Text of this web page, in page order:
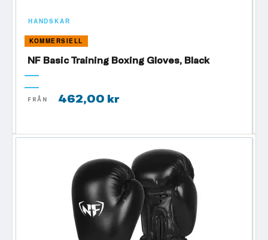
HANDSKAR
KOMMERSIELL
NF Basic Training Boxing Gloves, Black
FRÅN 462,00 kr